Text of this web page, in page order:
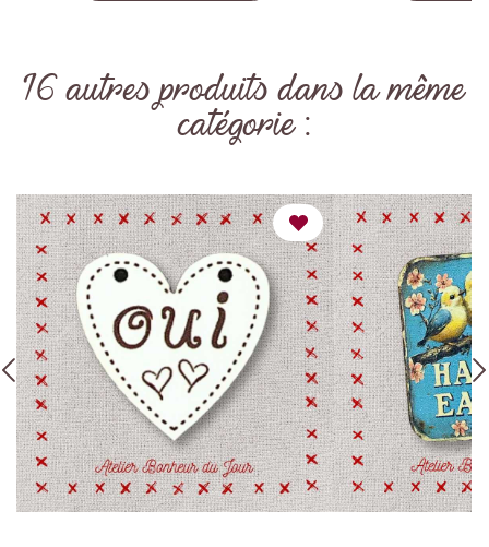
16 autres produits dans la même
catégorie :